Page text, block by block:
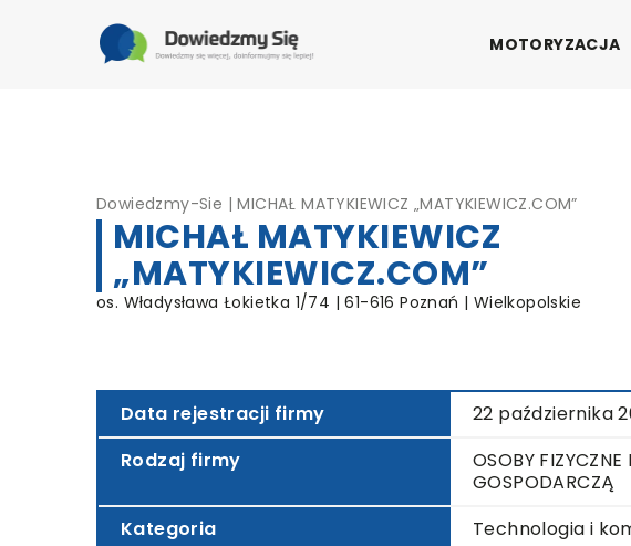
MOTORYZACJA
Dowiedzmy-Sie |MICHAŁ MATYKIEWICZ „MATYKIEWICZ.COM”
MICHAŁ MATYKIEWICZ
„MATYKIEWICZ.COM”
os. Władysława Łokietka 1/74 | 61-616 Poznań | Wielkopolskie
Data rejestracji firmy
22 października
Rodzaj firmy
OSOBY
GOSPODARCZĄ
Kategoria
Technologia i